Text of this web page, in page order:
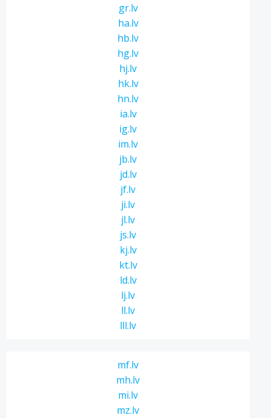
gr.lv
ha.lv
hb.lv
hg.lv
hj.lv
hk.lv
hn.lv
ia.lv
ig.lv
im.lv
jb.lv
jd.lv
jf.lv
ji.lv
jl.lv
js.lv
kj.lv
kt.lv
ld.lv
lj.lv
ll.lv
lll.lv
mf.lv
mh.lv
mi.lv
mz.lv